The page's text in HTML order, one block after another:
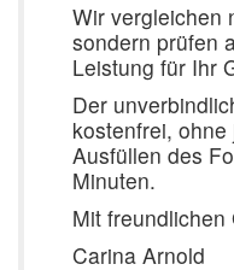
Wir vergleichen
sondern prüfen
Leistung für Ihr
Der
kostenfrei,
Ausfüllen des
Minuten.
Mit freundlichen
Carina Arnold